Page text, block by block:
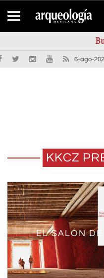
6-ago-
KKCZ
EL SALÓN